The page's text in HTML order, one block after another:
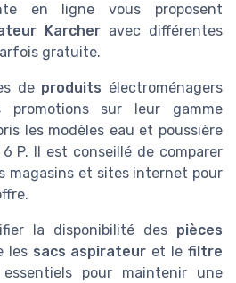
en ligne vous proposent
Karcher avec différentes
gratuite.
de produits électroménagers
promotions sur leur gamme
les modèles eau et poussière
P. Il est conseillé de comparer
magasins et sites internet pour
la disponibilité des pièces
les sacs aspirateur et le filtre
pour maintenir une